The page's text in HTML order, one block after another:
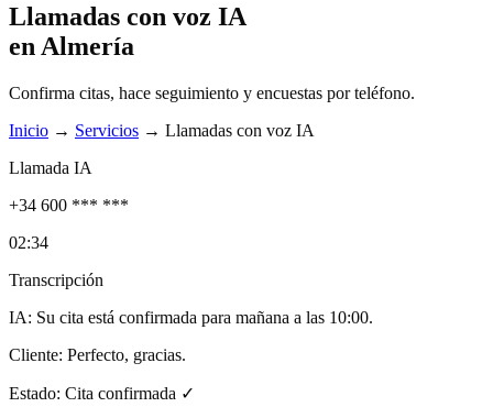
Llamadas con voz IA
en Almería
Confirma citas, hace seguimiento y encuestas por teléfono.
Inicio → Servicios → Llamadas con voz IA
Llamada IA
+34 600 *** ***
02:34
Transcripción
IA: Su cita está confirmada para mañana a las 10:00.
Cliente: Perfecto, gracias.
Estado: Cita confirmada ✓